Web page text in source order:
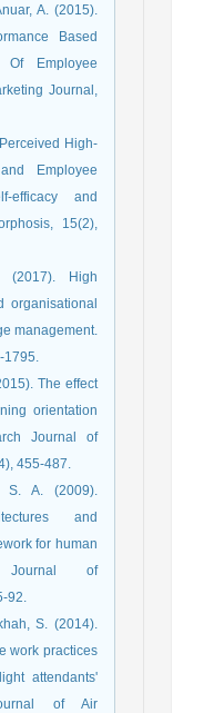
A. (2015).
Based
Employee
Journal,
High-
Employee
efficacy and
15(2),
High
organisational
management.
1795.
The effect
orientation
Journal of
455-487.
A. (2009).
and
for human
Journal of
92.
S. (2014).
work practices
attendants'
of Air